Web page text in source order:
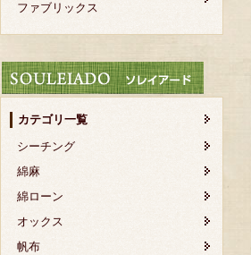
ファブリックス
カテゴリ一覧
シーチング
綿麻
綿ローン
オックス
帆布